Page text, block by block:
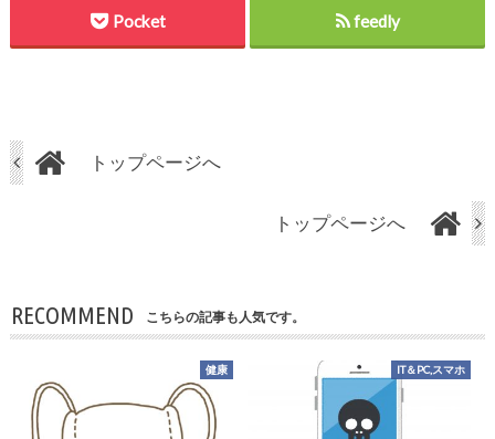
Pocket feedly
トップページへ
トップページへ
RECOMMEND こちらの記事も人気です。
健康 IT＆PC,スマホ